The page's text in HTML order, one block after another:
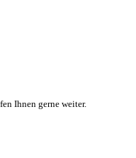
Ihnen gerne weiter.